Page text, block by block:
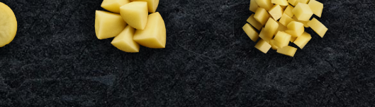
oder
>
für Salzkartoffeln
Zu den Produkten >
für Suppen und
Eintöpfe
Zu den Produkten >